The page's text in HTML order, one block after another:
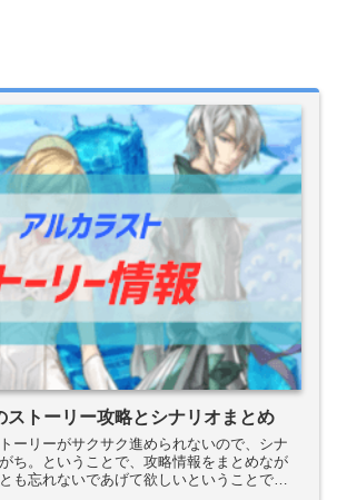
ストーリー攻略とシナリオまとめ
ーリーがサクサク進められないので、シナ
ち。ということで、攻略情報をまとめなが
も忘れないであげて欲しいということで内